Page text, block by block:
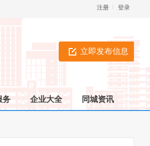
登录
注册
立即发布信息
务 企业大全 同城资讯